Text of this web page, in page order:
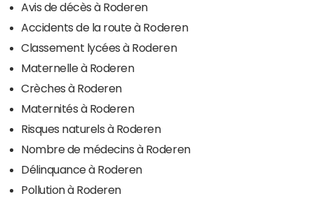
Avis de décès à Roderen
Accidents de la route à Roderen
Classement lycées à Roderen
Maternelle à Roderen
Crèches à Roderen
Maternités à Roderen
Risques naturels à Roderen
Nombre de médecins à Roderen
Délinquance à Roderen
Pollution à Roderen